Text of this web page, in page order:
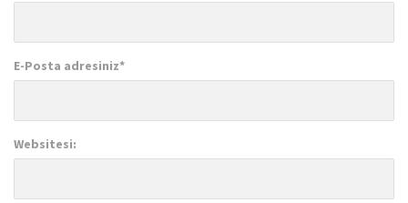
E-Posta adresiniz*
Websitesi: